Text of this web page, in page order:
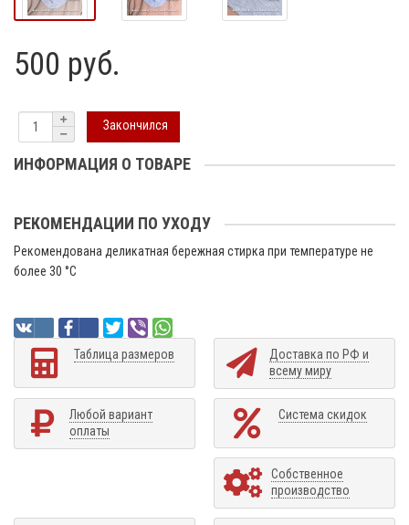
500 руб.
Закончился
ИНФОРМАЦИЯ О ТОВАРЕ
РЕКОМЕНДАЦИИ ПО УХОДУ
Рекомендована деликатная бережная стирка при температуре не
более 30 °C
Таблица размеров
Доставка по РФ и
всему миру
Любой вариант
оплаты
Система скидок
Собственное
производство